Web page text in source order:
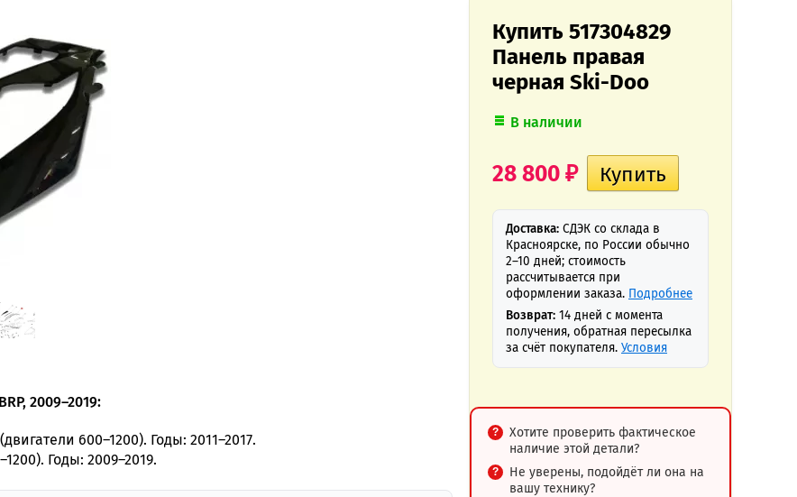
Купить 517304829
Панель правая
черная Ski-Doo
В наличии
28 800 ₽
Доставка: СДЭК со склада в
Красноярске, по России обычно
2–10 дней; стоимость
рассчитывается при
оформлении заказа. Подробнее
Возврат: 14 дней с момента
получения, обратная пересылка
за счёт покупателя. Условия
Хотите проверить фактическое
наличие этой детали?
Не уверены, подойдёт ли она на
вашу технику?
2009–2019:
600–1200). Годы: 2011–2017.
Годы: 2009–2019.